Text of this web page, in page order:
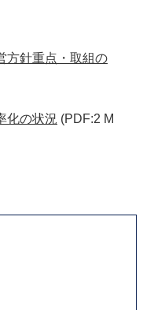
方針重点・取組の
化の状況 (PDF:2 M